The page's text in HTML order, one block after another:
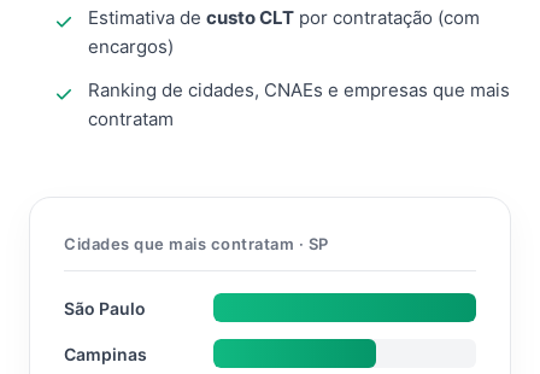
Estimativa de custo CLT por contratação (com
encargos)
Ranking de cidades, CNAEs e empresas que mais
contratam
Cidades que mais contratam · SP
São Paulo
Campinas